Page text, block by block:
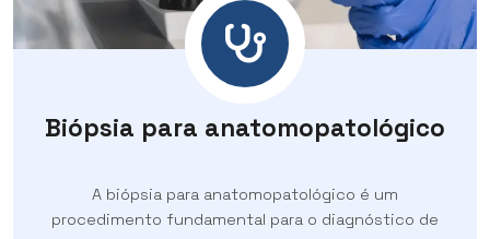
Biópsia para anatomopatológico
A biópsia para anatomopatológico é um
procedimento fundamental para o diagnóstico de